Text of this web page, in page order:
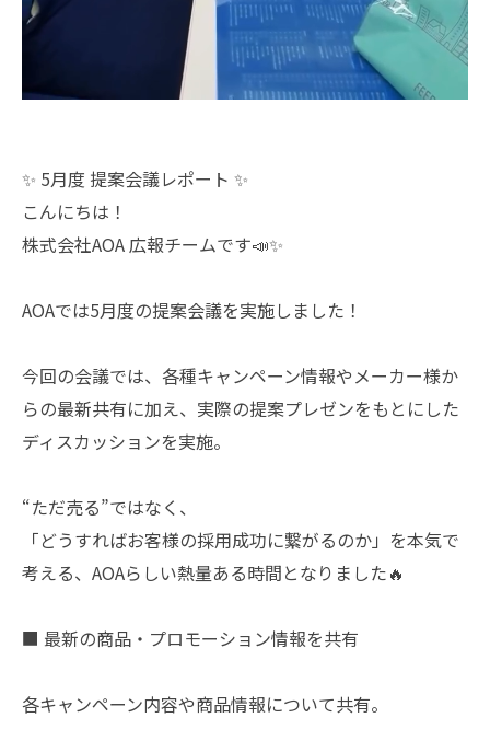
✨ 5月度 提案会議レポート ✨
こんにちは！
株式会社AOA 広報チームです📣✨
AOAでは5月度の提案会議を実施しました！
今回の会議では、各種キャンペーン情報やメーカー様か
らの最新共有に加え、実際の提案プレゼンをもとにした
ディスカッションを実施。
“ただ売る”ではなく、
「どうすればお客様の採用成功に繋がるのか」を本気で
考える、AOAらしい熱量ある時間となりました🔥
■ 最新の商品・プロモーション情報を共有
各キャンペーン内容や商品情報について共有。